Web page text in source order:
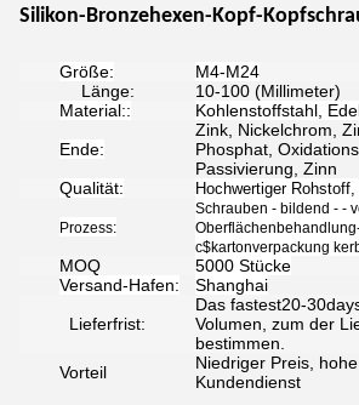
Silikon-Bronzehexen-Kopf-
Größe:
M4-M24
Länge:
10-100 (Millimeter)
Material::
Kohlenstoffstahl,
Ende:
Zink, Nickelchrom,
Phosphat,
Passivierung, Zinn
Qualität:
Hochwertiger
Prozess:
Schrauben - bildend - -
c$kartonverpackung
MOQ
5000 Stücke
Versand-Hafen:
Shanghai
Lieferfrist:
Das fastest20-
Volumen, zum der
bestimmen.
Vorteil
Niedriger Preis,
Kundendienst